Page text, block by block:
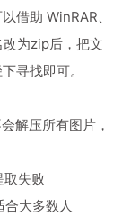
借助 WinRAR、
为zip后，把文
寻找即可。
解压所有图片，
取失败
大多数人